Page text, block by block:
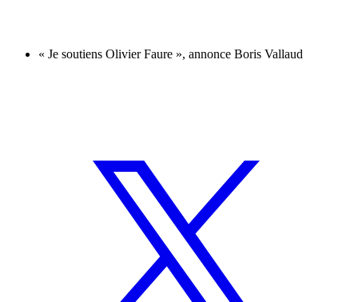
« Je soutiens Olivier Faure », annonce Boris Vallaud